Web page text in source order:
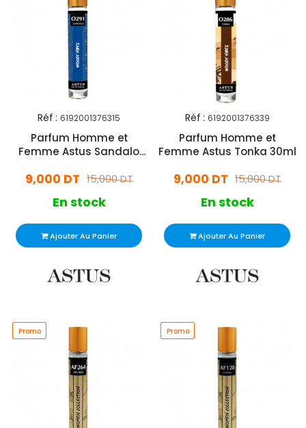
Réf : 6192001376315
Parfum Homme et
Femme Astus Sandalo
15,000 DT
9,000 DT
En stock
Ajouter Au Panier
Réf : 6192001376339
Parfum Homme et
Femme Astus Tonka 30ml
15,000 DT
9,000 DT
En stock
Ajouter Au Panier
Promo
Promo Promo
Promo